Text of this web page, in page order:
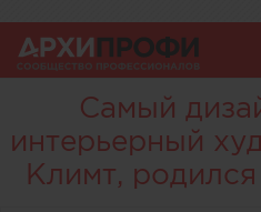
Самый
интерьерный
Климт, родился